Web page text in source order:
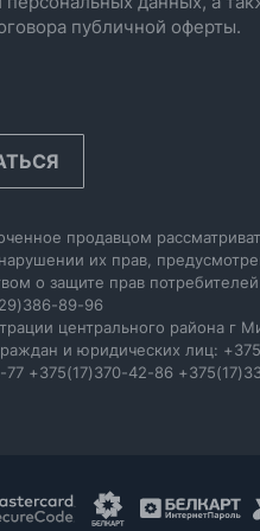
публичной оферты.
продавцом
их прав,
о защите прав
89-96
центрального района г
и юридических лиц:
77 +375(17)370-42-86